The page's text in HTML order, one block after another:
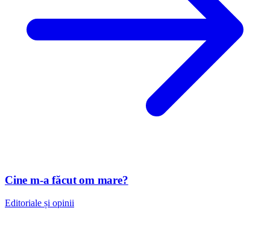
Cine m-a făcut om mare?
Editoriale și opinii